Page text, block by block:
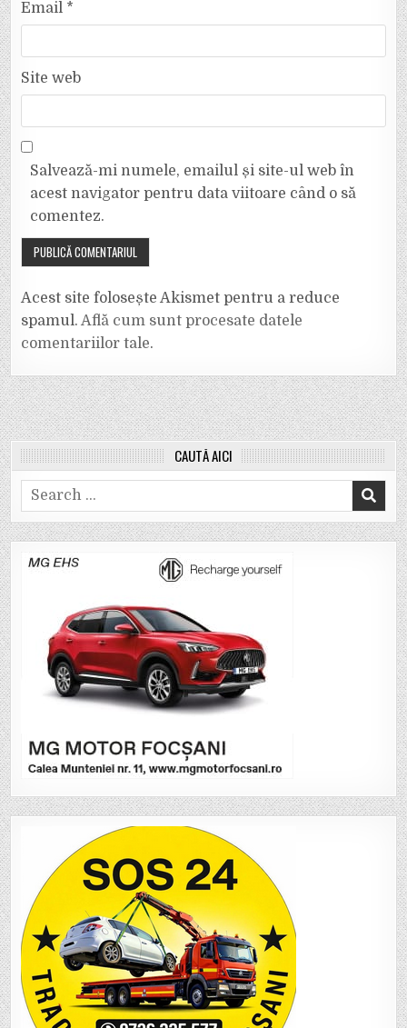
Email *
Site web
Salvează-mi numele, emailul și site-ul web în
acest navigator pentru data viitoare când o să
comentez.
Acest site folosește Akismet pentru a reduce
spamul. Află cum sunt procesate datele
comentariilor tale.
CAUTĂ AICI
Search
for: